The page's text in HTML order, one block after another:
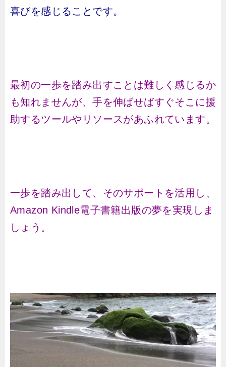
喜びを感じることです。
最初の一歩を踏み出すことは難しく感じるか
も知れませんが、手を伸ばせばすぐそこに援
助するツールやリソースがあふれています。
一歩を踏み出して、そのサポートを活用し、
Amazon Kindle電子書籍出版の夢を実現しま
しょう。